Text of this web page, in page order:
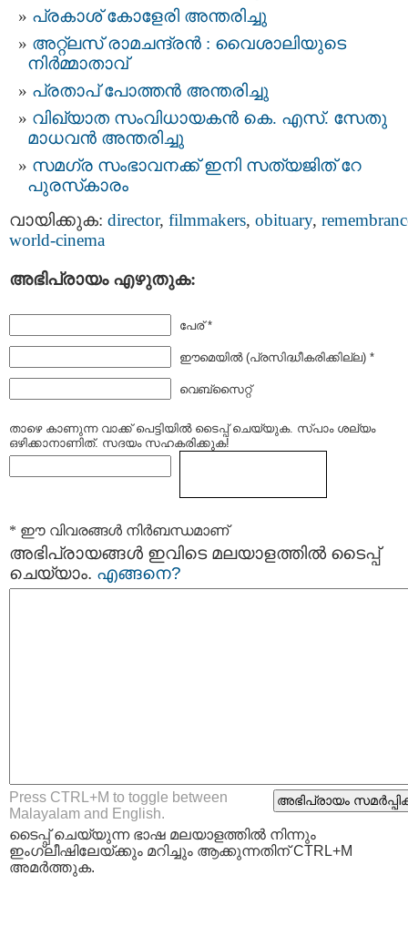
പ്രകാശ് കോളേരി അന്തരിച്ചു
അറ്റ്ലസ് രാമചന്ദ്രന്‍ : വൈശാലിയുടെ
നിര്‍മ്മാതാവ്
പ്രതാപ് പോത്തന്‍ അന്തരിച്ചു
വിഖ്യാത സംവിധായകന്‍ കെ. എസ്​. സേതു
മാധവൻ അന്തരിച്ചു
സമഗ്ര സംഭാവനക്ക് ഇനി സത്യജിത് റേ
പുരസ്‌കാരം
വായിക്കുക: director, filmmakers, obituary,
world-cinema
അഭിപ്രായം എഴുതുക:
പേര് *
ഈമെയില്‍ (പ്രസിദ്ധീകരിക്കില്ല) *
വെബ്സൈറ്റ്
താഴെ കാണുന്ന വാക്ക് പെട്ടിയില്‍ ടൈപ്പ്‌ ചെയ്യുക. സ്പാം ശല്യം
ഒഴിക്കാനാണിത്. സദയം സഹകരിക്കുക!
* ഈ വിവരങ്ങള്‍ നിര്‍ബന്ധമാണ്
അഭിപ്രായങ്ങള്‍ ഇവിടെ മലയാളത്തില്‍ ടൈപ്പ്
ചെയ്യാം. എങ്ങനെ?
Press CTRL+M to toggle between
Malayalam and English.
ടൈപ്പ്‌ ചെയ്യുന്ന ഭാഷ മലയാളത്തില്‍ നിന്നും
ഇംഗ്ലീഷിലേയ്ക്കും മറിച്ചും ആക്കുന്നതിന് CTRL+M
അമര്‍ത്തുക.